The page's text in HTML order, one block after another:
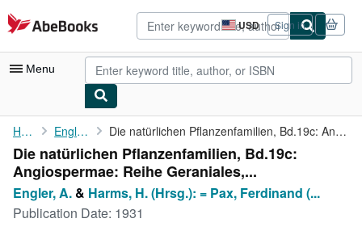
Skip to main content
AbeBooks.com USD
Site
shopping
preferences
Sign in
Menu
My Account
My Purchases
Sign Off
Advanced Search
Home Engler, A. Die natürlichen Pflanzenfamilien, Bd.19c: Angiospermae: Reihe ...
Die natürlichen Pflanzenfamilien, Bd.19c:
Angiospermae: Reihe Geraniales,...
Engler, A. & Harms, H. (Hrsg.): = Pax, Ferdinand (...
Publication Date: 1931